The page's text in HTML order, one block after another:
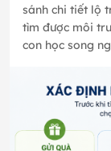
sánh chi tiết lộ
tìm được môi
con học song